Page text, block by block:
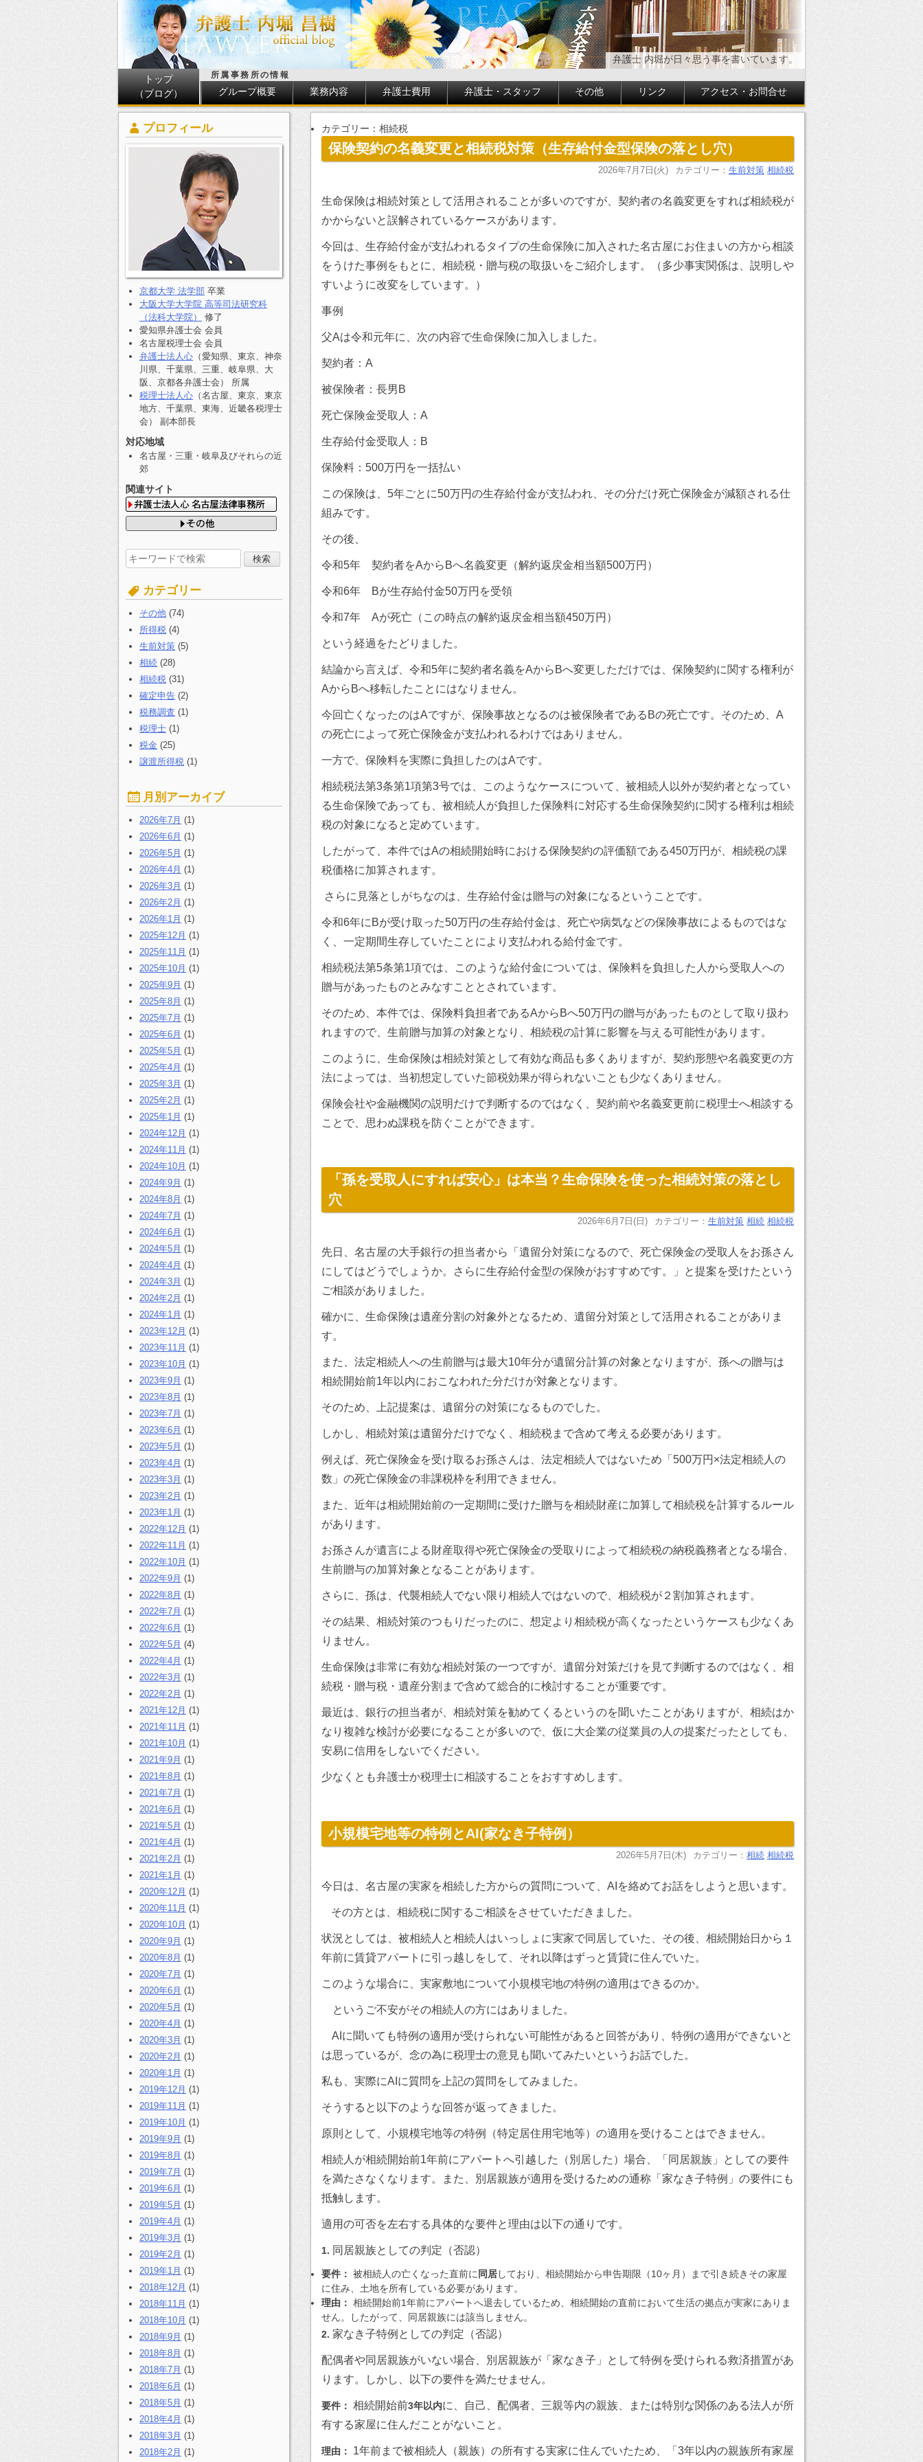
弁護士 内堀が日々思う事を書いています。
トップ
（ブログ）
所属事務所の情報
グループ概要 業務内容 弁護士費用 弁護士・スタッフ その他 リンク アクセス・お問合せ
カテゴリー：相続税
保険契約の名義変更と相続税対策（生存給付金型保険の落とし穴）
2026年7月7日(火) カテゴリー： 生前対策 相続税
生命保険は相続対策として活用されることが多いのですが、契約者の名義変更をすれば相続税が
かからないと誤解されているケースがあります。
今回は、生存給付金が支払われるタイプの生命保険に加入された名古屋にお住まいの方から相談
をうけた事例をもとに、相続税・贈与税の取扱いをご紹介します。（多少事実関係は、説明しや
すいように改変をしています。）
事例
父Aは令和元年に、次の内容で生命保険に加入しました。
契約者：A
被保険者：長男B
死亡保険金受取人：A
生存給付金受取人：B
保険料：500万円を一括払い
この保険は、5年ごとに50万円の生存給付金が支払われ、その分だけ死亡保険金が減額される仕
組みです。
その後、
令和5年 契約者をAからBへ名義変更（解約返戻金相当額500万円）
令和6年 Bが生存給付金50万円を受領
令和7年 Aが死亡（この時点の解約返戻金相当額450万円）
という経過をたどりました。
結論から言えば、令和5年に契約者名義をAからBへ変更しただけでは、保険契約に関する権利が
AからBへ移転したことにはなりません。
今回亡くなったのはAですが、保険事故となるのは被保険者であるBの死亡です。そのため、A
の死亡によって死亡保険金が支払われるわけではありません。
一方で、保険料を実際に負担したのはAです。
相続税法第3条第1項第3号では、このようなケースについて、被相続人以外が契約者となってい
る生命保険であっても、被相続人が負担した保険料に対応する生命保険契約に関する権利は相続
税の対象になると定めています。
したがって、本件ではAの相続開始時における保険契約の評価額である450万円が、相続税の課
税価格に加算されます。
さらに見落としがちなのは、生存給付金は贈与の対象になるということです。
令和6年にBが受け取った50万円の生存給付金は、死亡や病気などの保険事故によるものではな
く、一定期間生存していたことにより支払われる給付金です。
相続税法第5条第1項では、このような給付金については、保険料を負担した人から受取人への
贈与があったものとみなすこととされています。
そのため、本件では、保険料負担者であるAからBへ50万円の贈与があったものとして取り扱わ
れますので、生前贈与加算の対象となり、相続税の計算に影響を与える可能性があります。
このように、生命保険は相続対策として有効な商品も多くありますが、契約形態や名義変更の方
法によっては、当初想定していた節税効果が得られないことも少なくありません。
保険会社や金融機関の説明だけで判断するのではなく、契約前や名義変更前に税理士へ相談する
ことで、思わぬ課税を防ぐことができます。
「孫を受取人にすれば安心」は本当？生命保険を使った相続対策の落とし
穴
2026年6月7日(日) カテゴリー： 生前対策 相続 相続税
先日、名古屋の大手銀行の担当者から「遺留分対策になるので、死亡保険金の受取人をお孫さん
にしてはどうでしょうか。さらに生存給付金型の保険がおすすめです。」と提案を受けたという
ご相談がありました。
確かに、生命保険は遺産分割の対象外となるため、遺留分対策として活用されることがありま
す。
また、法定相続人への生前贈与は最大10年分が遺留分計算の対象となりますが、孫への贈与は
相続開始前1年以内におこなわれた分だけが対象となります。
そのため、上記提案は、遺留分の対策になるものでした。
しかし、相続対策は遺留分だけでなく、相続税まで含めて考える必要があります。
例えば、死亡保険金を受け取るお孫さんは、法定相続人ではないため「500万円×法定相続人の
数」の死亡保険金の非課税枠を利用できません。
また、近年は相続開始前の一定期間に受けた贈与を相続財産に加算して相続税を計算するルール
があります。
お孫さんが遺言による財産取得や死亡保険金の受取りによって相続税の納税義務者となる場合、
生前贈与の加算対象となることがあります。
さらに、孫は、代襲相続人でない限り相続人ではないので、相続税が２割加算されます。
その結果、相続対策のつもりだったのに、想定より相続税が高くなったというケースも少なくあ
りません。
生命保険は非常に有効な相続対策の一つですが、遺留分対策だけを見て判断するのではなく、相
続税・贈与税・遺産分割まで含めて総合的に検討することが重要です。
最近は、銀行の担当者が、相続対策を勧めてくるというのを聞いたことがありますが、相続はか
なり複雑な検討が必要になることが多いので、仮に大企業の従業員の人の提案だったとしても、
安易に信用をしないでください。
少なくとも弁護士か税理士に相談することをおすすめします。
小規模宅地等の特例とAI(家なき子特例）
2026年5月7日(木) カテゴリー： 相続 相続税
今日は、名古屋の実家を相続した方からの質問について、AIを絡めてお話をしようと思います。
その方とは、相続税に関するご相談をさせていただきました。
状況としては、被相続人と相続人はいっしょに実家で同居していた、その後、相続開始日から１
年前に賃貸アパートに引っ越しをして、それ以降はずっと賃貸に住んでいた。
このような場合に、実家敷地について小規模宅地の特例の適用はできるのか。
というご不安がその相続人の方にはありました。
AIに聞いても特例の適用が受けられない可能性があると回答があり、特例の適用ができないと
は思っているが、念の為に税理士の意見も聞いてみたいというお話でした。
私も、実際にAIに質問を上記の質問をしてみました。
そうすると以下のような回答が返ってきました。
原則として、小規模宅地等の特例（特定居住用宅地等）の適用を受けることはできません。
相続人が相続開始前1年前にアパートへ引越した（別居した）場合、「同居親族」としての要件
を満たさなくなります。また、別居親族が適用を受けるための通称「家なき子特例」の要件にも
抵触します。
適用の可否を左右する具体的な要件と理由は以下の通りです。
1. 同居親族としての判定（否認）
要件： 被相続人の亡くなった直前に 同居しており、相続開始から申告期限（10ヶ月）まで引き続きその家屋
に住み、土地を所有している必要があります。
理由： 相続開始前1年前にアパートへ退去しているため、相続開始の直前において生活の拠点が実家にありま
せん。したがって、同居親族には該当しません。
2. 家なき子特例としての判定（否認）
配偶者や同居親族がいない場合、別居親族が「家なき子」として特例を受けられる救済措置があ
ります。しかし、以下の要件を満たせません。
要件： 相続開始前3年以内に、自己、配偶者、三親等内の親族、または特別な関係のある法人が所
有する家屋に住んだことがないこと。
理由： 1年前まで被相続人（親族）の所有する実家に住んでいたため、「3年以内の親族所有家屋
プロフィール
京都大学 法学部 卒業
大阪大学大学院 高等司法研究科
（法科大学院）
修了
愛知県弁護士会 会員
名古屋税理士会 会員
弁護士法人心 （愛知県、東京、神奈
川県、千葉県、三重、岐阜県、大
阪、京都各弁護士会） 所属
税理士法人心 （名古屋、東京、東京
地方、千葉県、東海、近畿各税理士
会） 副本部長
対応地域
名古屋・三重・岐阜及びそれらの近
郊
関連サイト
検
索
す
る:
カテゴリー
その他 (74)
所得税 (4)
生前対策 (5)
相続 (28)
相続税 (31)
確定申告 (2)
税務調査 (1)
税理士 (1)
税金 (25)
譲渡所得税 (1)
月別アーカイブ
2026年7月 (1)
2026年6月 (1)
2026年5月 (1)
2026年4月 (1)
2026年3月 (1)
2026年2月 (1)
2026年1月 (1)
2025年12月 (1)
2025年11月 (1)
2025年10月 (1)
2025年9月 (1)
2025年8月 (1)
2025年7月 (1)
2025年6月 (1)
2025年5月 (1)
2025年4月 (1)
2025年3月 (1)
2025年2月 (1)
2025年1月 (1)
2024年12月 (1)
2024年11月 (1)
2024年10月 (1)
2024年9月 (1)
2024年8月 (1)
2024年7月 (1)
2024年6月 (1)
2024年5月 (1)
2024年4月 (1)
2024年3月 (1)
2024年2月 (1)
2024年1月 (1)
2023年12月 (1)
2023年11月 (1)
2023年10月 (1)
2023年9月 (1)
2023年8月 (1)
2023年7月 (1)
2023年6月 (1)
2023年5月 (1)
2023年4月 (1)
2023年3月 (1)
2023年2月 (1)
2023年1月 (1)
2022年12月 (1)
2022年11月 (1)
2022年10月 (1)
2022年9月 (1)
2022年8月 (1)
2022年7月 (1)
2022年6月 (1)
2022年5月 (4)
2022年4月 (1)
2022年3月 (1)
2022年2月 (1)
2021年12月 (1)
2021年11月 (1)
2021年10月 (1)
2021年9月 (1)
2021年8月 (1)
2021年7月 (1)
2021年6月 (1)
2021年5月 (1)
2021年4月 (1)
2021年2月 (1)
2021年1月 (1)
2020年12月 (1)
2020年11月 (1)
2020年10月 (1)
2020年9月 (1)
2020年8月 (1)
2020年7月 (1)
2020年6月 (1)
2020年5月 (1)
2020年4月 (1)
2020年3月 (1)
2020年2月 (1)
2020年1月 (1)
2019年12月 (1)
2019年11月 (1)
2019年10月 (1)
2019年9月 (1)
2019年8月 (1)
2019年7月 (1)
2019年6月 (1)
2019年5月 (1)
2019年4月 (1)
2019年3月 (1)
2019年2月 (1)
2019年1月 (1)
2018年12月 (1)
2018年11月 (1)
2018年10月 (1)
2018年9月 (1)
2018年8月 (1)
2018年7月 (1)
2018年6月 (1)
2018年5月 (1)
2018年4月 (1)
2018年3月 (1)
2018年2月 (1)